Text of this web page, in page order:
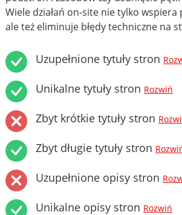
Wiele działań on-site nie tylko wspiera
ale też eliminuje błędy techniczne na
Uzupełnione tytuły stron
Unikalne tytuły stron Rozwiń
Zbyt krótkie tytuły stron
Zbyt długie tytuły stron
Uzupełnione opisy stron
Unikalne opisy stron Rozwiń